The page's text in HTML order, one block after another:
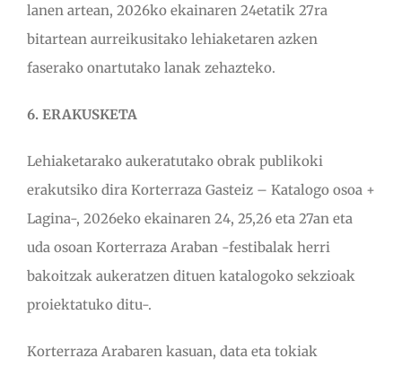
lanen artean, 2026ko ekainaren 24etatik 27ra
bitartean aurreikusitako lehiaketaren azken
faserako onartutako lanak zehazteko.
6. ERAKUSKETA
Lehiaketarako aukeratutako obrak publikoki
erakutsiko dira Korterraza Gasteiz – Katalogo osoa +
Lagina-, 2026eko ekainaren 24, 25,26 eta 27an eta
uda osoan Korterraza Araban -festibalak herri
bakoitzak aukeratzen dituen katalogoko sekzioak
proiektatuko ditu-.
Korterraza Arabaren kasuan, data eta tokiak